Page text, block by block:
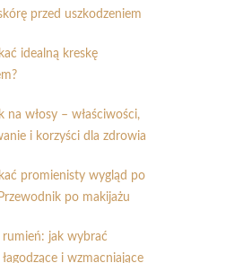
przed uszkodzeniem
idealną kreskę
na włosy – właściwości,
i korzyści dla zdrowia
promienisty wygląd po
po makijażu
rumień: jak wybrać
łagodzące i wzmacniające